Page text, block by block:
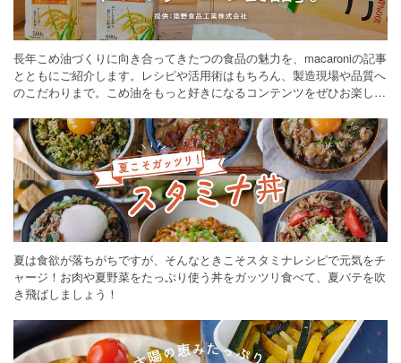
長年こめ油づくりに向き合ってきたつの食品の魅力を、macaroniの記事
とともにご紹介します。レシピや活用術はもちろん、製造現場や品質へ
のこだわりまで。こめ油をもっと好きになるコンテンツをぜひお楽しみ
夏は食欲が落ちがちですが、そんなときこそスタミナレシピで元気をチ
ャージ！お肉や夏野菜をたっぷり使う丼をガッツリ食べて、夏バテを吹
き飛ばしましょう！